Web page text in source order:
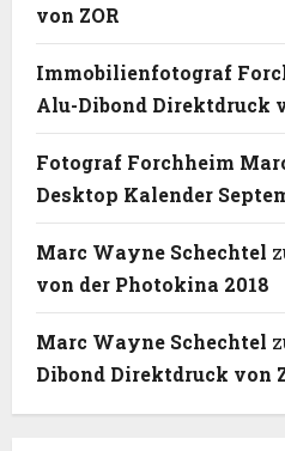
von ZOR
Immobilienfotograf
Alu-Dibond Direktdruck
Fotograf Forchheim
Desktop Kalender
Marc Wayne Schechtel
von der Photokina 2018
Marc Wayne Schechtel
Dibond Direktdruck von